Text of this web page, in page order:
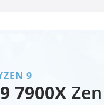
9
7900X